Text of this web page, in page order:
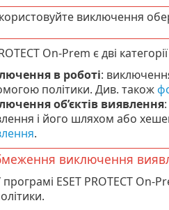
виключення
On-Prem є дві
в роботі:
політики. Див. також
об’єктів виявлення
і його шляхом або
.
виключення
програмі ESET PROTECT